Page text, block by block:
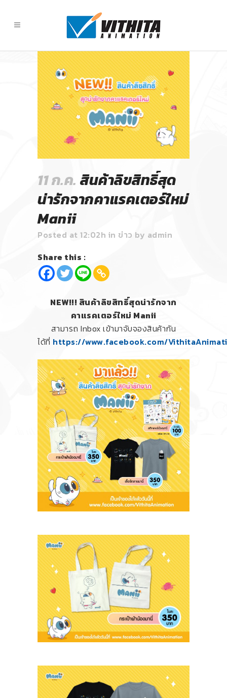
11 ก.ค. สินค้าลิขสิทธิ์สุด
น่ารักจากคาแรคเตอร์ใหม่
Manii
Posted at 12:02h in ข่าว by admin
Share this :
NEW!!! สินค้าลิขสิทธิ์สุดน่ารักจาก
คาแรคเตอร์ใหม่ Manii
สามารถ Inbox เข้ามาจับจองสินค้ากัน
ได้ที่ https://www.facebook.com/